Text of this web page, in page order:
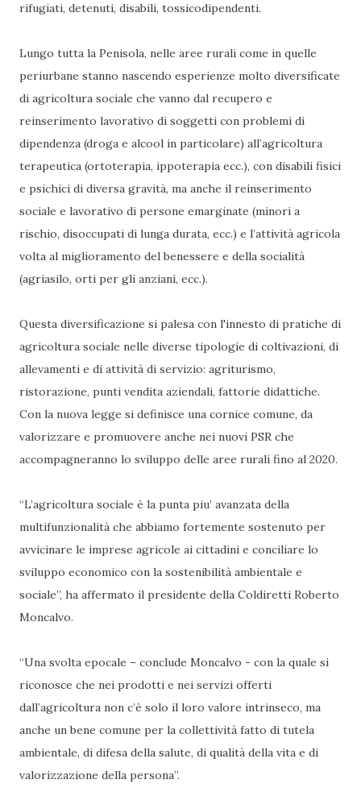
rifugiati, detenuti, disabili, tossicodipendenti.
Lungo tutta la Penisola, nelle aree rurali come in quelle
periurbane stanno nascendo esperienze molto diversificate
di agricoltura sociale che vanno dal recupero e
reinserimento lavorativo di soggetti con problemi di
dipendenza (droga e alcool in particolare) all’agricoltura
terapeutica (ortoterapia, ippoterapia ecc.), con disabili fisici
e psichici di diversa gravità, ma anche il reinserimento
sociale e lavorativo di persone emarginate (minori a
rischio, disoccupati di lunga durata, ecc.) e l’attività agricola
volta al miglioramento del benessere e della socialità
(agriasilo, orti per gli anziani, ecc.).
Questa diversificazione si palesa con l'innesto di pratiche di
agricoltura sociale nelle diverse tipologie di coltivazioni, di
allevamenti e di attività di servizio: agriturismo,
ristorazione, punti vendita aziendali, fattorie didattiche.
Con la nuova legge si definisce una cornice comune, da
valorizzare e promuovere anche nei nuovi PSR che
accompagneranno lo sviluppo delle aree rurali fino al 2020.
“L’agricoltura sociale è la punta piu’ avanzata della
multifunzionalità che abbiamo fortemente sostenuto per
avvicinare le imprese agricole ai cittadini e conciliare lo
sviluppo economico con la sostenibilità ambientale e
sociale”, ha affermato il presidente della Coldiretti Roberto
Moncalvo.
“Una svolta epocale – conclude Moncalvo - con la quale si
riconosce che nei prodotti e nei servizi offerti
dall’agricoltura non c’è solo il loro valore intrinseco, ma
anche un bene comune per la collettività fatto di tutela
ambientale, di difesa della salute, di qualità della vita e di
valorizzazione della persona”.